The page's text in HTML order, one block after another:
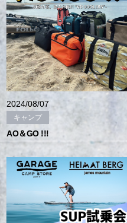
2024/08/07
キャンプ
AO＆GO !!!